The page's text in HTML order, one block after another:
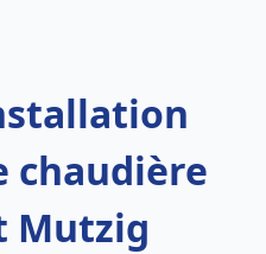
chaudière
Mutzig